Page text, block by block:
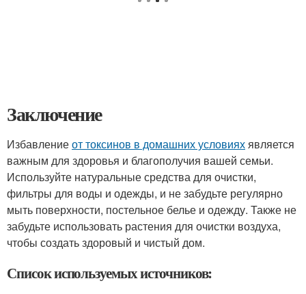
Заключение
Избавлениеот токсинов в домашних условияхявляется
важным для здоровья и благополучия вашей семьи.
Используйте натуральные средства для очистки,
фильтры для воды и одежды, и не забудьте регулярно
мыть поверхности, постельное белье и одежду. Также не
забудьте использовать растения для очистки воздуха,
чтобы создать здоровый и чистый дом.
Список используемых источников: